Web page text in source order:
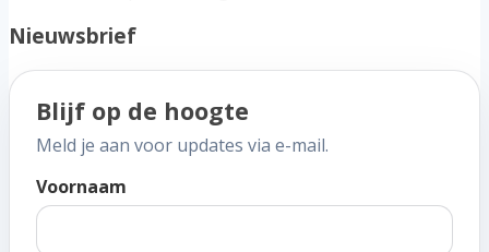
Nieuwsbrief
Blijf op de hoogte
Meld je aan voor updates via e-mail.
Voornaam